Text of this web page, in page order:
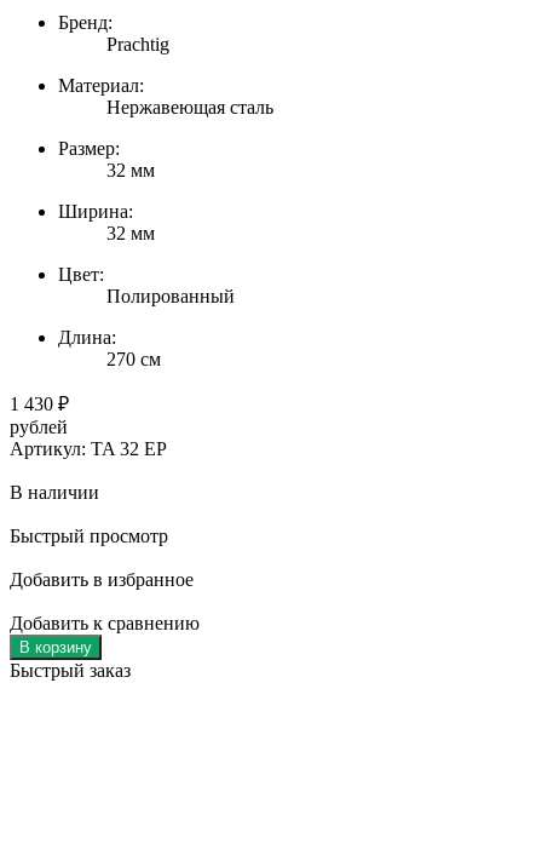
Бренд:
Prachtig
Материал:
Нержавеющая сталь
Размер:
32 мм
Ширина:
32 мм
Цвет:
Полированный
Длина:
270 см
1 430 ₽
рублей
Артикул: TA 32 EP
В наличии
Быстрый просмотр
Добавить в избранное
Добавить к сравнению
В корзину
Быстрый заказ